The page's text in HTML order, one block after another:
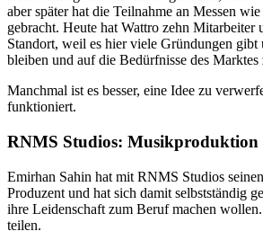
aber später hat die Teilnahme an Messen
gebracht. Heute hat Wattro zehn
Standort, weil es hier viele Gründungen
bleiben und auf die Bedürfnisse des Marktes
Manchmal ist es besser, eine Idee zu
funktioniert.
RNMS Studios: Musikproduktion
Emirhan Sahin hat mit RNMS Studios
Produzent und hat sich damit selbstständig
ihre Leidenschaft zum Beruf machen
teilen.